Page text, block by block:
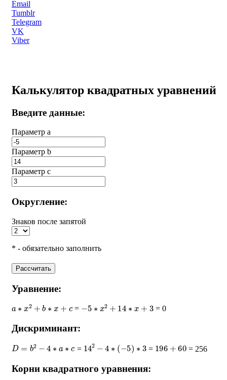
Email
Tumblr
Telegram
VK
Viber
Калькулятор квадратных уравнений
Введите данные:
Параметр a
Параметр b
Параметр с
Округление:
Знаков после запятой
* - обязательно заполнить
Рассчитать
Уравнение:
2 b ∗ = 5∗ 2+ 14 ∗ = 0
Дискриминант:
D= 2− a = 142 ∗ − )∗ = 196 + 60 = 256
Корни квадратного уравнения: